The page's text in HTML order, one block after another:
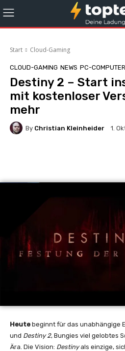
Start Cloud-Gaming
CLOUD-GAMING NEWS PC-COMPUTER
Destiny 2 – Start
mit kostenloser
mehr
By Christian Kleinheider 1.
Heute beginnt für das unabhängige
und Destiny 2, Bungies viel gelobtes
Ära. Die Vision: Destinyals einzige,